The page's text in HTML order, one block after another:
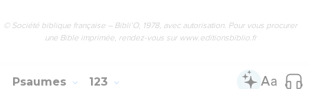
© Société biblique française – Bibli’O, 1978, avec autorisation. Pour vous procurer
une Bible imprimée, rendez-vous sur www.editionsbiblio.fr
Psaumes 123